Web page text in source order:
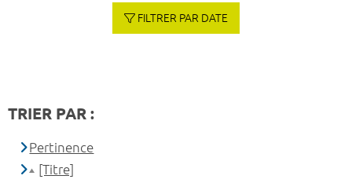
FILTRER PAR DATE
TRIER PAR :
Pertinence
[Titre]